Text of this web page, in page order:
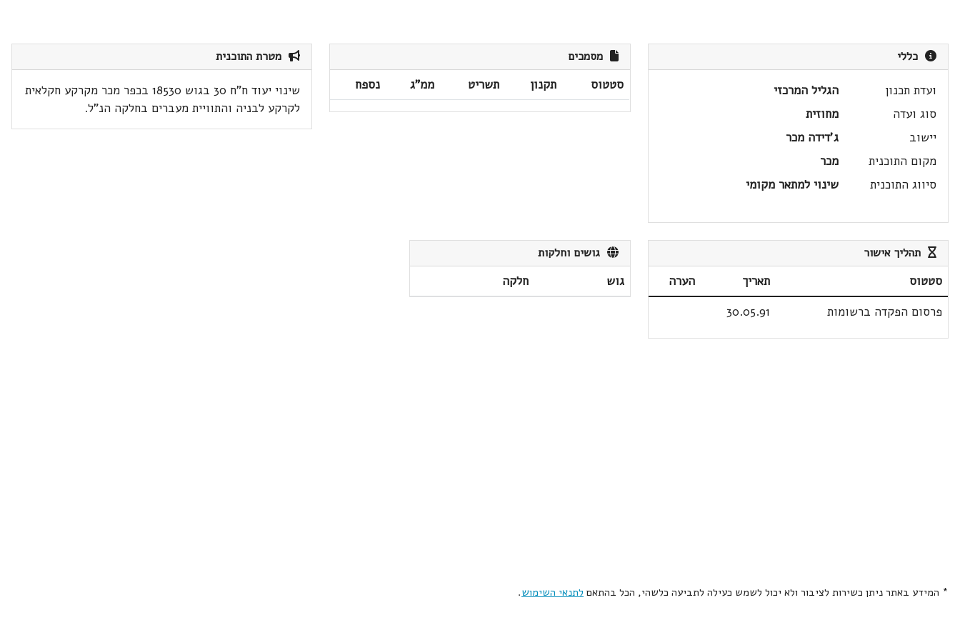
כללי
ועדת תכנון
הגליל המרכזי
סוג ועדה
מחוזית
יישוב
ג'דידה מכר
מקום התוכנית
מכר
סיווג התוכנית
שינוי למתאר מקומי
מסמכים
סטטוס תקנון תשריט ממ"ג נספח
מטרת התוכנית
שינוי יעוד ח"ח 30 בגוש 18530 בכפר מכר מקרקע חקלאית
לקרקע לבניה והתוויית מעברים בחלקה הנ"ל.
תהליך אישור
סטטוס תאריך
הערה
פרסום הפקדה ברשומות
30.05.91
גושים וחלקות
גוש חלקה
* המידע באתר ניתן כשירות לציבור ולא יכול לשמש כעילה לתביעה כלשהי, הכל בהתאם לתנאי השימוש.